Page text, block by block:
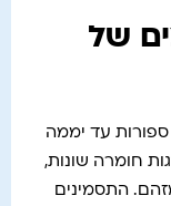
של
עד יממה
חומרה שונות,
התסמינים